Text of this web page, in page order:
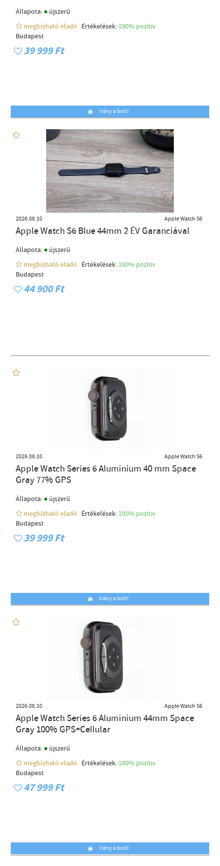
Állapota: ● újszerű
megbízható eladó
Értékelések: 100% pozítiv
Budapest
39 999 Ft
Irány a bolt!
2026.08.10 Apple Watch S6
Apple Watch S6 Blue 44mm 2 ÉV Garanciával
Állapota: ● újszerű
megbízható eladó
Értékelések: 100% pozítiv
Budapest
44 900 Ft
2026.08.10 Apple Watch S6
Apple Watch Series 6 Aluminium 40 mm Space
Gray 77% GPS
Állapota: ● újszerű
megbízható eladó
Értékelések: 100% pozítiv
Budapest
39 999 Ft
Irány a bolt!
2026.08.10 Apple Watch S6
Apple Watch Series 6 Aluminium 44mm Space
Gray 100% GPS+Cellular
Állapota: ● újszerű
megbízható eladó
Értékelések: 100% pozítiv
Budapest
47 999 Ft
Irány a bolt!